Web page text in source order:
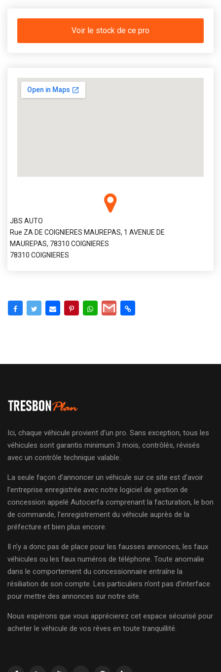
Voir le stock de ce pro
JBS AUTO
Rue ZA DE COIGNIERES MAUREPAS, 1 AVENUE DE
MAUREPAS, 78310 COIGNIERES
78310 COIGNIERES
Ici, chaque véhicule provient d’un pro. Sans exception, tous les
véhicules sont garantis minimum 3 mois, contrôlés, révisés
avec un contrôle technique valable.
La seule façon d’annoncer un véhicule sur ce site est d’avoir
l’entreprise enregistrée avec notre logiciel de gestion de
concession appelé Autocerfa comprenant la facturation, le bon
de commande, l’enregistrement du véhicule auprès de la
préfecture et bien plus encore.
Il n’y a donc pas de place pour les fausses annonces, les faux
véhicules ou les faux numéros de téléphone. Toute anomalie
dans le comportement du concessionnaire entraîne la
résiliation de son compte. Les particuliers n’ont pas d’interface
pour mettre des annonces sur notre site.
Nous espérons que vous apprécierez cet espace sécurisé pour
acheter le véhicule de vos rêves en toute tranquillité.